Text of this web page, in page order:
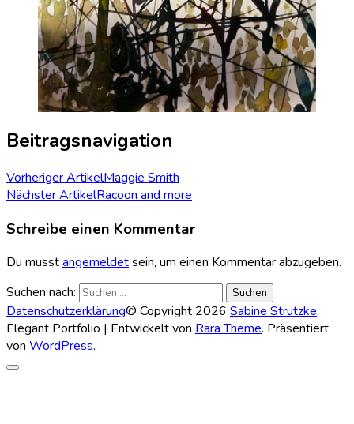
Beitragsnavigation
Vorheriger ArtikelMaggie Smith
Nächster ArtikelRacoon and more
Schreibe einen Kommentar
Du musstangemeldetsein, um einen Kommentar abzugeben.
Suchen nach:
Datenschutzerklärung© Copyright 2026 Sabine Strutzke.
Elegant Portfolio | Entwickelt von Rara Theme. Präsentiert
von WordPress.